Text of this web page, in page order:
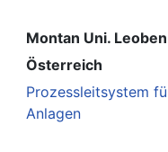
Montan Uni. Leoben
Österreich
Prozessleitsystem
Anlagen